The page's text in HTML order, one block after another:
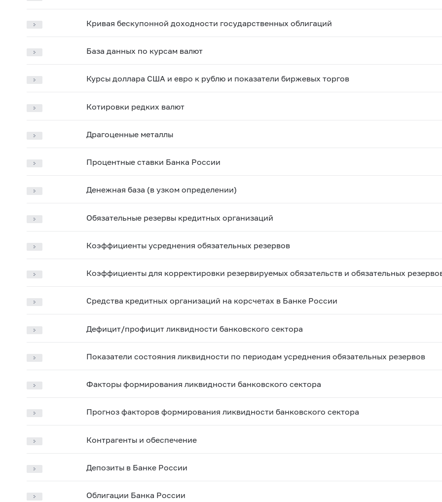
Кривая бескупонной доходности государственных облигаций
База данных по курсам валют
Курсы доллара США и евро к рублю и показатели биржевых торгов
Котировки редких валют
Драгоценные металлы
Процентные ставки Банка России
Денежная база (в узком определении)
Обязательные резервы кредитных организаций
Коэффициенты усреднения обязательных резервов
Коэффициенты для корректировки резервируемых обязательств и обязательных
Средства кредитных организаций на корсчетах в Банке России
Дефицит/профицит ликвидности банковского сектора
Показатели состояния ликвидности по периодам усреднения обязательных резервов
Факторы формирования ликвидности банковского сектора
Прогноз факторов формирования ликвидности банковского сектора
Контрагенты и обеспечение
Депозиты в Банке России
Облигации Банка России